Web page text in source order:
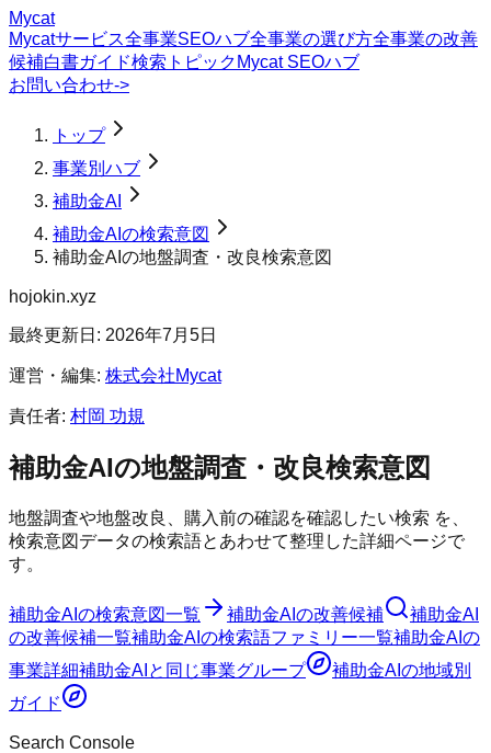
Mycat
Mycatサービス全事業SEOハブ全事業の選び方全事業の改善
候補白書ガイド検索トピック Mycat SEOハブ
お問い合わせ->
トップ
事業別ハブ
補助金AI
補助金AIの検索意図
補助金AIの地盤調査・改良検索意図
hojokin.xyz
最終更新日: 2026年7月5日
運営・編集: 株式会社Mycat
責任者: 村岡 功規
補助金AIの地盤調査・改良検索意図
地盤調査や地盤改良、購入前の確認を確認したい検索 を、
検索意図データの検索語とあわせて整理した詳細ページで
す。
補助金AI の検索意図一覧 補助金AI の改善候補
補助金AI
の改善候補一覧補助金AI の検索語ファミリー一覧補助金AI の
事業詳細補助金AI と同じ事業グループ 補助金AI の地域別
ガイド
Search Console